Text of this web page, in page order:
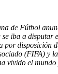
de Fútbol
iba a disputar
por disposición
(FIFA) y
vivido el